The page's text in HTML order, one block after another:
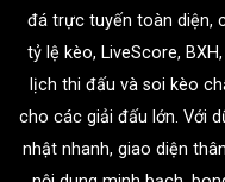
đá trực tuyến toàn diện,
tỷ lệ kèo, LiveScore,
lịch thi đấu và soi kèo
cho các giải đấu lớn. Với
nhật nhanh, giao diện